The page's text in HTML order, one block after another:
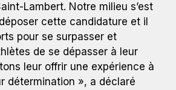
Lambert. Notre milieu s’est
cette candidature et il
pour se surpasser et
de se dépasser à leur
leur offrir une expérience à
détermination », a déclaré